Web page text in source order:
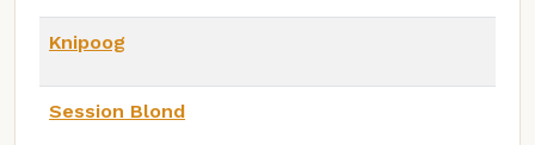
Knipoog
Session Blond